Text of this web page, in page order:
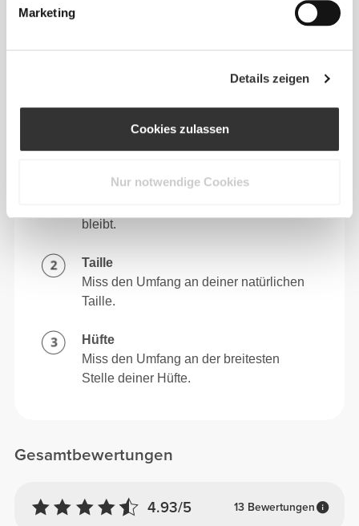
Marketing
Details zeigen
Cookies zulassen
Nur notwendige Cookies
Gesamtbewertungen
4.93/5 13 Bewertungen
Schulterblätter hinweg. Achte darauf,
bleibt.
Taille
Miss den Umfang an deiner natürlichen
Taille.
Hüfte
Miss den Umfang an der breitesten
Stelle deiner Hüfte.